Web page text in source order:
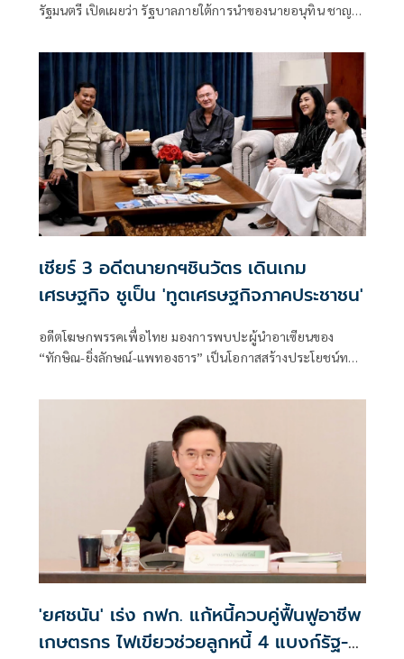
รัฐมนตรี เปิดเผยว่า รัฐบาลภายใต้การนำของนายอนุทิน ชาญวีร
อย่างต่อเนื่อง โดยคณะรัฐมนตรีได้เห็นชอบการปรับปรุงหลัก
เกณฑ์โครงการลงทะเบียนเพื่อสวัสดิการแห่งรัฐ ปี 2569
เชียร์ 3 อดีตนายกฯชินวัตร เดินเกม
เศรษฐกิจ ชูเป็น 'ทูตเศรษฐกิจภาคประชาชน'
อดีตโฆษกพรรคเพื่อไทย มองการพบปะผู้นำอาเซียนของ
“ทักษิณ-ยิ่งลักษณ์-แพทองธาร” เป็นโอกาสสร้างประโยชน์ทาง
กชันส่วนตัวช่วยเปิดตลาดใหม่ ดึงการลงทุน พร้อมวอนกลุ่มที่
จับตาเลิกมองด้วยอคติ หันมามองผลลัพธ์ต่อประชาชน
'ยศชนัน' เร่ง กฟก. แก้หนี้ควบคู่ฟื้นฟูอาชีพ
เกษตรกร ไฟเขียวช่วยลูกหนี้ 4 แบงก์รัฐ-